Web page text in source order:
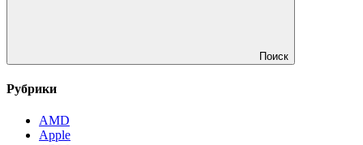
Поиск
Рубрики
AMD
Apple